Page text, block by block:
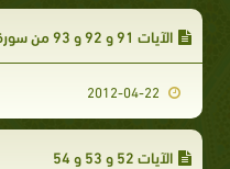
الآيات 91 و 92 و 93 من سورة البقرة
الآيات 52 و 53 و 54